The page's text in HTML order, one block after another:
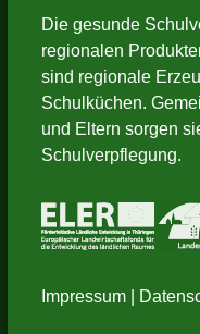
Die gesunde
regionalen
sind regionale
Schulküchen.
und Eltern sorgen
Schulverpflegung.
Impressum|